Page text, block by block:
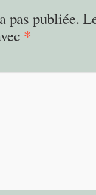
pas publiée.
*